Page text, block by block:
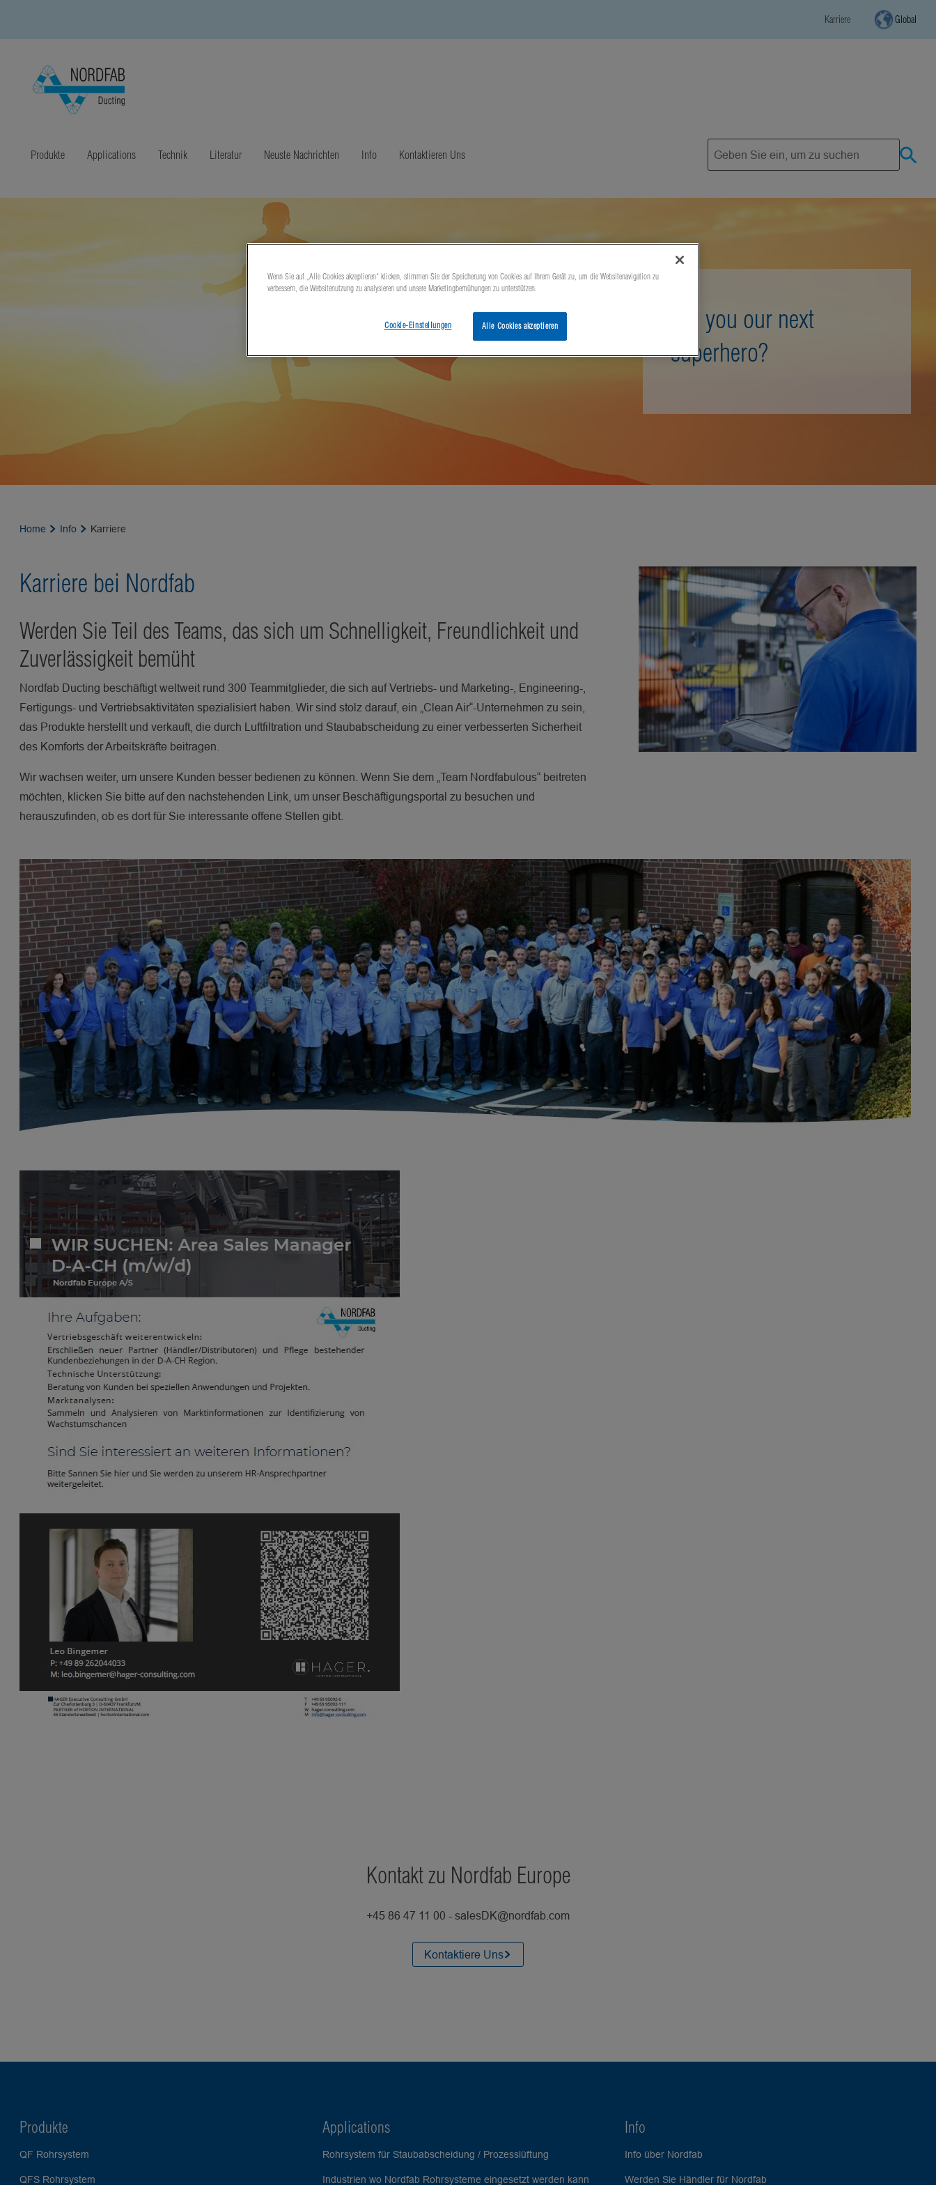
Karriere Global
Produkte Applications Technik Literatur Neuste Nachrichten Info Kontaktieren Uns
Are you our next
superhero?
Home Info Karriere
Karriere bei Nordfab
Werden Sie Teil des Teams, das sich um Schnelligkeit, Freundlichkeit und
Zuverlässigkeit bemüht
Nordfab Ducting beschäftigt weltweit rund 300 Teammitglieder, die sich auf Vertriebs- und Marketing-, Engineering-,
Fertigungs- und Vertriebsaktivitäten spezialisiert haben. Wir sind stolz darauf, ein „Clean Air“-Unternehmen zu sein,
das Produkte herstellt und verkauft, die durch Luftfiltration und Staubabscheidung zu einer verbesserten Sicherheit
des Komforts der Arbeitskräfte beitragen.
Wir wachsen weiter, um unsere Kunden besser bedienen zu können. Wenn Sie dem „Team Nordfabulous“ beitreten
möchten, klicken Sie bitte auf den nachstehenden Link, um unser Beschäftigungsportal zu besuchen und
herauszufinden, ob es dort für Sie interessante offene Stellen gibt.
Kontakt zu Nordfab Europe
+45 86 47 11 00 - salesDK@nordfab.com
Kontaktiere Uns
Produkte
QF Rohrsystem
QFS Rohrsystem
Applications
Rohrsystem für Staubabscheidung / Prozesslüftung
Industrien wo Nordfab Rohrsysteme eingesetzt werden kann
Info
Info über Nordfab
Werden Sie Händler für Nordfab
Wenn Sie auf „Alle Cookies akzeptieren“ klicken, stimmen Sie der Speicherung von Cookies auf Ihrem Gerät zu, um die Websitenavigation zu
verbessern, die Websitenutzung zu analysieren und unsere Marketingbemühungen zu unterstützen.
Alle Cookies akzeptieren
Cookie-Einstellungen